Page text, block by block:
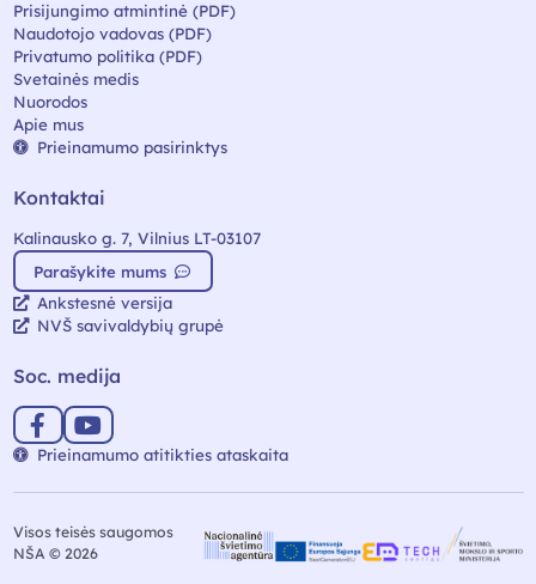
Prisijungimo atmintinė (PDF)
Naudotojo vadovas (PDF)
Privatumo politika (PDF)
Svetainės medis
Nuorodos
Apie mus
Prieinamumo pasirinktys
Kontaktai
Kalinausko g. 7, Vilnius LT-03107
Parašykite mums
Ankstesnė versija
NVŠ savivaldybių grupė
Soc. medija
Prieinamumo atitikties ataskaita
Visos teisės saugomos
NŠA © 2026